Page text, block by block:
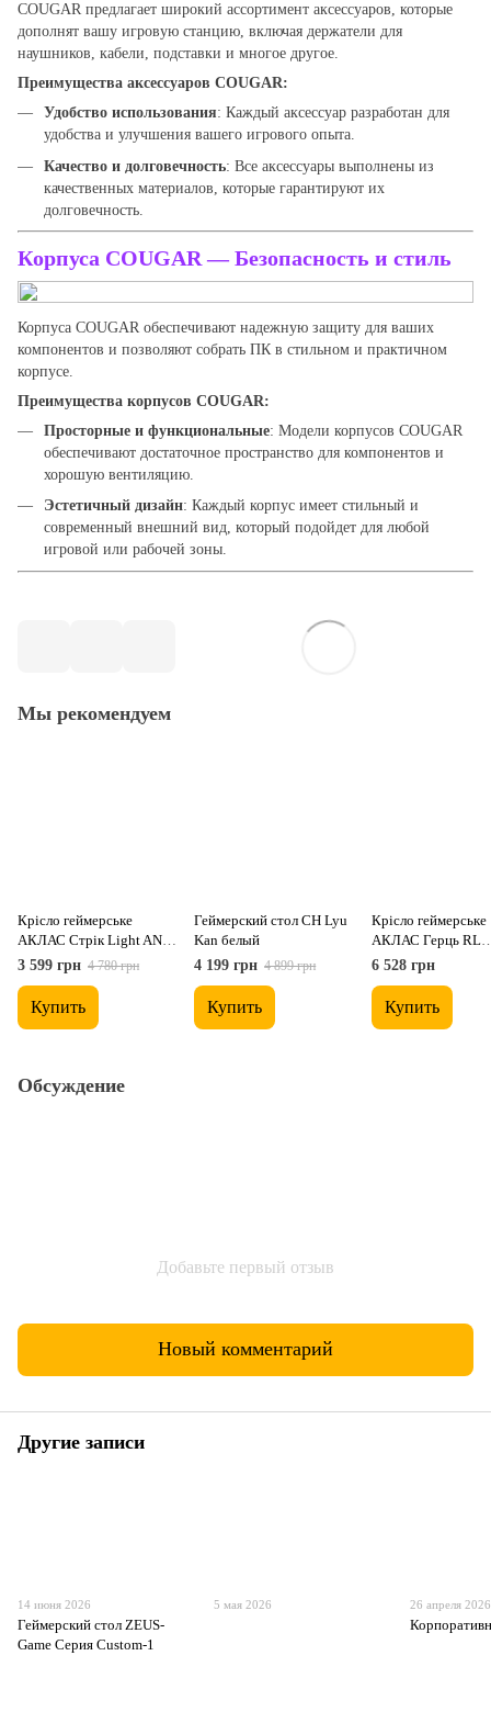
COUGAR предлагает широкий ассортимент аксессуаров, которые
дополнят вашу игровую станцию, включая держатели для
наушников, кабели, подставки и многое другое.
Преимущества аксессуаров COUGAR:
Удобство использования: Каждый аксессуар разработан для
удобства и улучшения вашего игрового опыта.
Качество и долговечность: Все аксессуары выполнены из
качественных материалов, которые гарантируют их
долговечность.
Корпуса COUGAR — Безопасность и стиль
Корпуса COUGAR обеспечивают надежную защиту для ваших
компонентов и позволяют собрать ПК в стильном и практичном
корпусе.
Преимущества корпусов COUGAR:
Просторные и функциональные: Модели корпусов COUGAR
обеспечивают достаточное пространство для компонентов и
хорошую вентиляцию.
Эстетичный дизайн: Каждый корпус имеет стильный и
современный внешний вид, который подойдет для любой
игровой или рабочей зоны.
Мы рекомендуем
Крісло геймерське
АКЛАС Стрік Light ANF
(PU Чорний/білий)
3 599 грн 4 780 грн
Купить
Геймерский стол CH Lyu
Kan белый
4 199 грн 4 899 грн
Купить
Крісло геймерське
АКЛАС Герць RL
(Оксамит Сірий)
6 528 грн
Купить
Обсуждение
Добавьте первый отзыв
Новый комментарий
Другие записи
14 июня 2026
Геймерский стол ZEUS-
Game Серия Custom-1
5 мая 2026 26 апреля 2026